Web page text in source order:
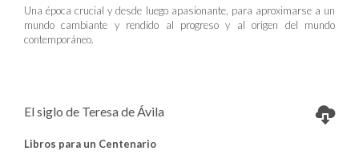
Una época crucial y desde luego apasionante, para aproximarse a un
mundo cambiante y rendido al progreso y al origen del mundo
contemporáneo.
El siglo de Teresa de Ávila
Libros para un Centenario